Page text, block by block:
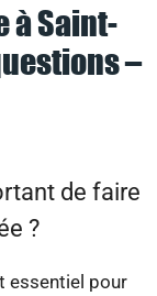
à Saint-
–
de faire
?
essentiel pour